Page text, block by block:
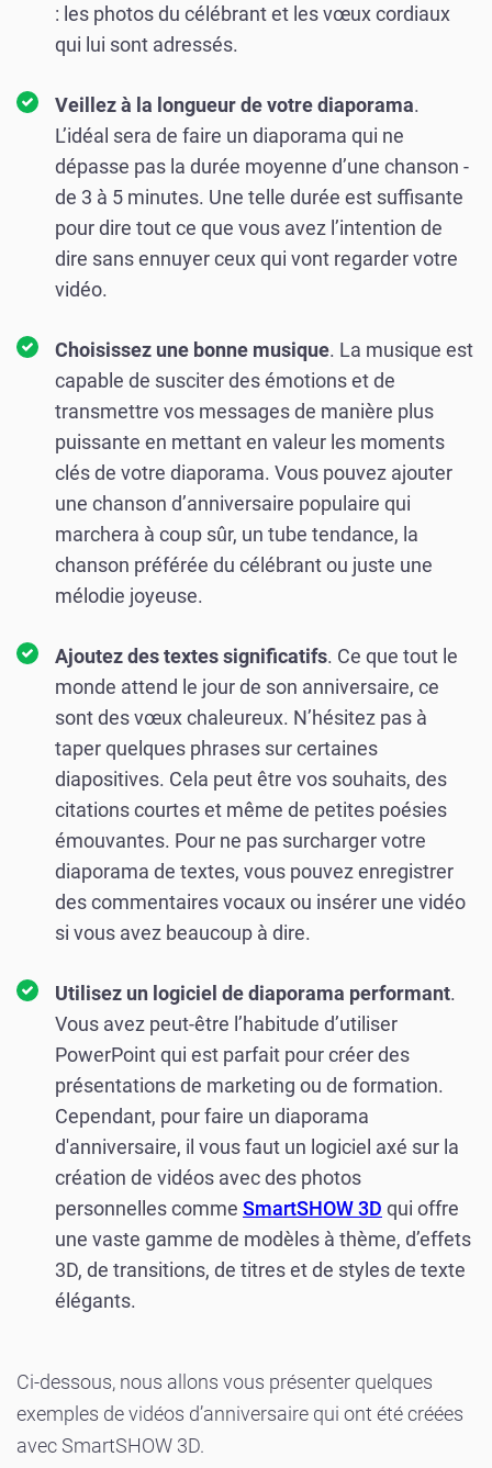
: les photos du célébrant et les vœux cordiaux
qui lui sont adressés.
Veillez à la longueur de votre diaporama.
L’idéal sera de faire un diaporama qui ne
dépasse pas la durée moyenne d’une chanson -
de 3 à 5 minutes. Une telle durée est suffisante
pour dire tout ce que vous avez l’intention de
dire sans ennuyer ceux qui vont regarder votre
vidéo.
Choisissez une bonne musique. La musique est
capable de susciter des émotions et de
transmettre vos messages de manière plus
puissante en mettant en valeur les moments
clés de votre diaporama. Vous pouvez ajouter
une chanson d’anniversaire populaire qui
marchera à coup sûr, un tube tendance, la
chanson préférée du célébrant ou juste une
mélodie joyeuse.
Ajoutez des textes significatifs. Ce que tout le
monde attend le jour de son anniversaire, ce
sont des vœux chaleureux. N’hésitez pas à
taper quelques phrases sur certaines
diapositives. Cela peut être vos souhaits, des
citations courtes et même de petites poésies
émouvantes. Pour ne pas surcharger votre
diaporama de textes, vous pouvez enregistrer
des commentaires vocaux ou insérer une vidéo
si vous avez beaucoup à dire.
Utilisez un logiciel de diaporama performant.
Vous avez peut-être l’habitude d’utiliser
PowerPoint qui est parfait pour créer des
présentations de marketing ou de formation.
Cependant, pour faire un diaporama
d'anniversaire, il vous faut un logiciel axé sur la
création de vidéos avec des photos
personnelles comme SmartSHOW 3D qui offre
une vaste gamme de modèles à thème, d’effets
3D, de transitions, de titres et de styles de texte
élégants.
Ci-dessous, nous allons vous présenter quelques
exemples de vidéos d’anniversaire qui ont été créées
avec SmartSHOW 3D.